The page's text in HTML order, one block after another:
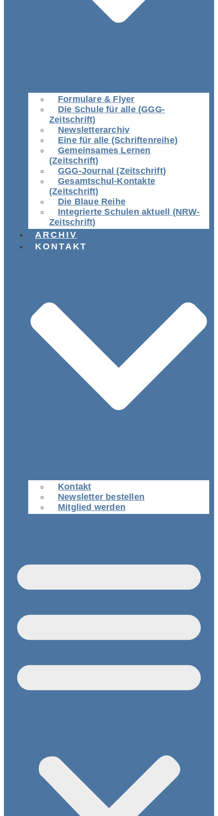
Formulare & Flyer
Die Schule für alle (GGG-
Zeitschrift)
Newsletterarchiv
Eine für alle (Schriftenreihe)
Gemeinsames Lernen
(Zeitschrift)
GGG-Journal (Zeitschrift)
Gesamtschul-Kontakte
(Zeitschrift)
Die Blaue Reihe
Integrierte Schulen aktuell (NRW-
Zeitschrift)
ARCHIV
KONTAKT
Kontakt
Newsletter bestellen
Mitglied werden